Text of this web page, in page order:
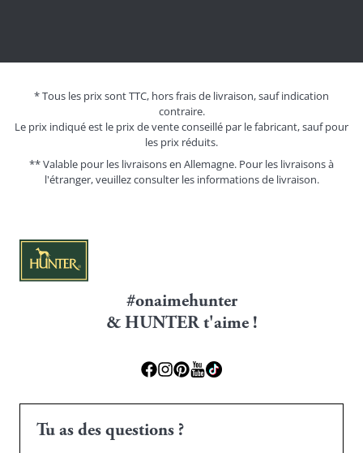
* Tous les prix sont TTC, hors frais de livraison, sauf indication
contraire.
Le prix indiqué est le prix de vente conseillé par le fabricant, sauf pour
les prix réduits.
** Valable pour les livraisons en Allemagne. Pour les livraisons à
l'étranger, veuillez consulter les informations de livraison.
#onaimehunter
& HUNTER t'aime !
Tu as des questions ?